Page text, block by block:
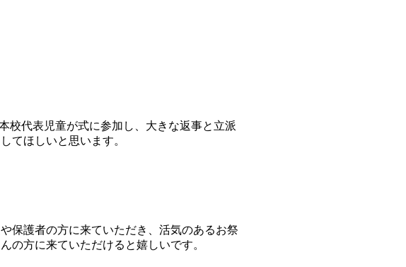
代表児童が式に参加し、大きな返事と立派
てほしいと思います。
保護者の方に来ていただき、活気のあるお祭
の方に来ていただけると嬉しいです。